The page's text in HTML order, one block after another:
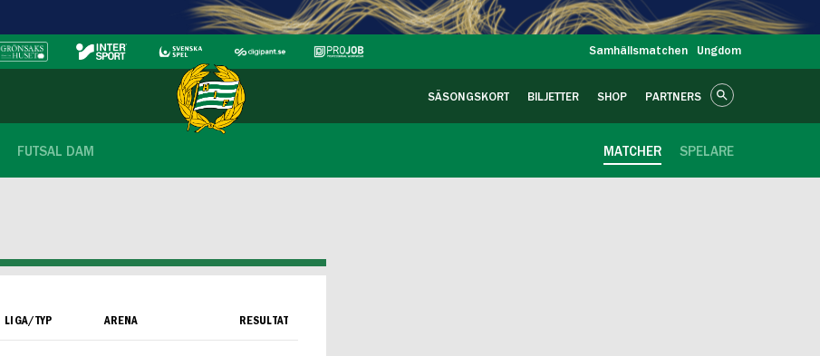
Samhällsmatchen Ungdom
SÄSONGSKORT BILJETTER SHOP PARTNERS
FUTSAL DAM SPELARE
MATCHER
LIGA/TYP ARENA RESULTAT